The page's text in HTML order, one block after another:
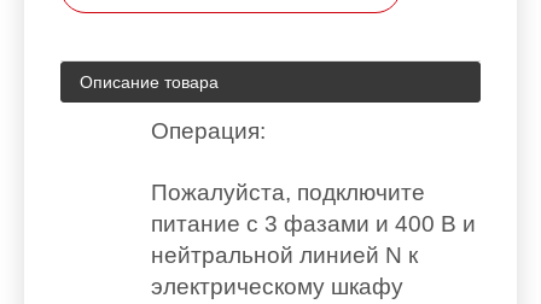
Описание товара
Операция:
Пожалуйста, подключите
питание с 3 фазами и 400 В и
нейтральной линией N к
электрическому шкафу